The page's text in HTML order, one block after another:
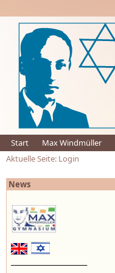
News
Start Max Windmüller
Aktuelle Seite: Login